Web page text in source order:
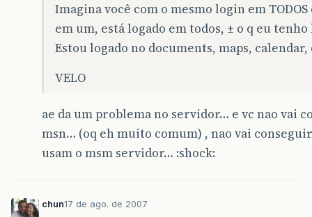
Imagina você com o mesmo login em
em um, está logado em todos, ± o q eu
Estou logado no documents, maps,
VELO
ae da um problema no servidor… e vc nao vai
msn… (oq eh muito comum) , nao vai
usam o msm servidor… :shock:
chun17 de ago. de 2007